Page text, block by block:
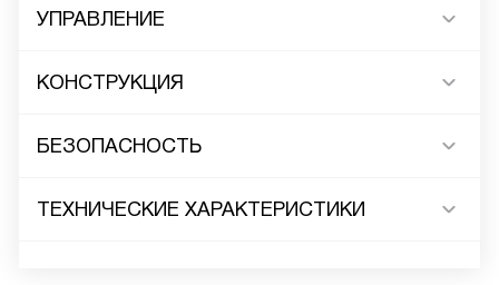
УПРАВЛЕНИЕ
КОНСТРУКЦИЯ
БЕЗОПАСНОСТЬ
ТЕХНИЧЕСКИЕ ХАРАКТЕРИСТИКИ